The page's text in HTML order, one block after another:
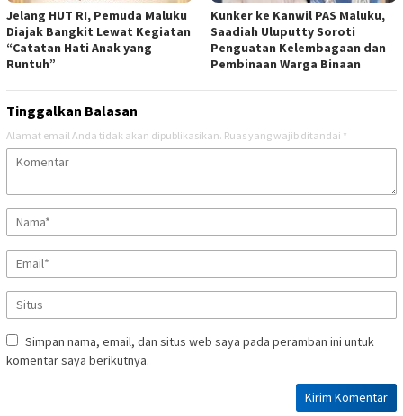
Jelang HUT RI, Pemuda Maluku
Diajak Bangkit Lewat Kegiatan
“Catatan Hati Anak yang
Runtuh”
Kunker ke Kanwil PAS Maluku,
Saadiah Uluputty Soroti
Penguatan Kelembagaan dan
Pembinaan Warga Binaan
Tinggalkan Balasan
Alamat email Anda tidak akan dipublikasikan. Ruas yang wajib ditandai *
Simpan nama, email, dan situs web saya pada peramban ini untuk
komentar saya berikutnya.